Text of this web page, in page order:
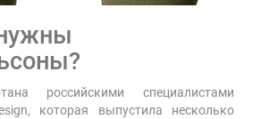
российскими специалистами
которая выпустила несколько